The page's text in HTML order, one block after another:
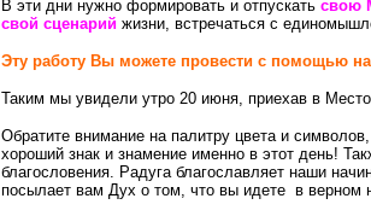
В эти дни нужно формировать и отпускатьсвою
свой сценарий жизни, встречаться с
Эту работу Вы можете провести с помощью
Таким мы увидели утро 20 июня, приехав в
Обратите внимание на палитру цвета и
хороший знак и знамение именно в этот день!
благословения. Радуга благославляет наши
посылает вам Дух о том, что вы идете в верном